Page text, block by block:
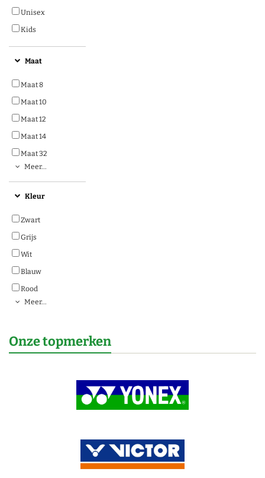
Unisex
Kids
Maat
Maat 8
Maat 10
Maat 12
Maat 14
Maat 32
Meer...
Kleur
Zwart
Grijs
Wit
Blauw
Rood
Meer...
Onze topmerken